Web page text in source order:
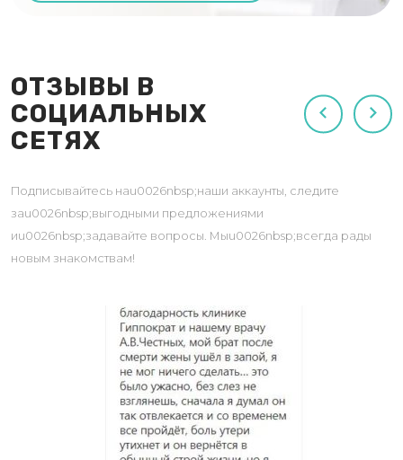
ОТЗЫВЫ В
СОЦИАЛЬНЫХ
СЕТЯХ
Подписывайтесь наu0026nbsp;наши аккаунты, следите
заu0026nbsp;выгодными предложениями
иu0026nbsp;задавайте вопросы. Мыu0026nbsp;всегда рады
новым знакомствам!